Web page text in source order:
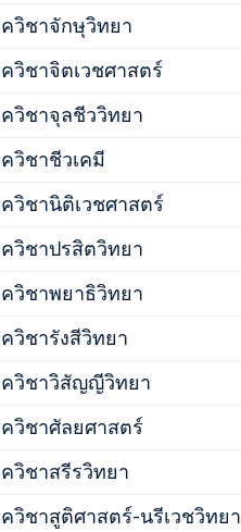
วิชาจักษุวิทยา
วิชาจิตเวชศาสตร์
วิชาจุลชีววิทยา
วิชาชีวเคมี
วิชานิติเวชศาสตร์
วิชาปรสิตวิทยา
วิชาพยาธิวิทยา
วิชารังสีวิทยา
วิชาวิสัญญีวิทยา
วิชาศัลยศาสตร์
วิชาสรีรวิทยา
วิชาสูติศาสตร์-นรีเวชวิทยา